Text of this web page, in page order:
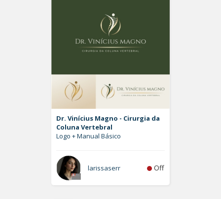
Dr. Vinícius Magno - Cirurgia da
Coluna Vertebral
Logo + Manual Básico
larissaserr Off